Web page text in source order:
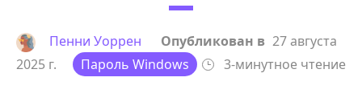
Пенни Уоррен Опубликован в 27 августа
2025 г.
Пароль Windows 3-минутное чтение